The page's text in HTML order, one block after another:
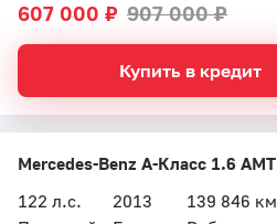
607 000 ₽ 907 000 ₽
Купить в кредит
Mercedes-Benz A-Класс 1.6 AMT
122 л.с.
2013
139 846 км